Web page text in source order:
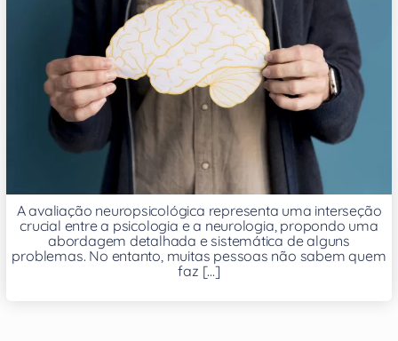
A avaliação neuropsicológica representa uma interseção
crucial entre a psicologia e a neurologia, propondo uma
abordagem detalhada e sistemática de alguns
problemas. No entanto, muitas pessoas não sabem quem
faz [...]